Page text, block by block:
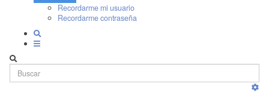
Recordarme mi usuario
Recordarme contraseña